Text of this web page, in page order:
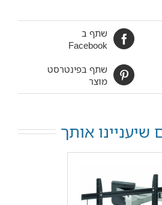
שתף ב
Facebook
שתף בפינטרסט
מוצר
שיעניינו אותך